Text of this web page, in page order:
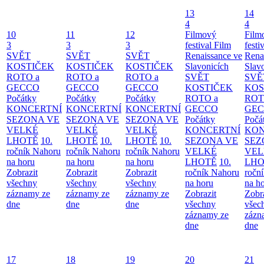
10
3
SVĚT
KOSTIČEK
ROTO a
GECCO
Počátky
KONCERTNÍ
SEZONA VE
VELKÉ
LHOTĚ 10.
ročník Nahoru
na horu
Zobrazit
všechny
záznamy ze
dne
11
3
SVĚT
KOSTIČEK
ROTO a
GECCO
Počátky
KONCERTNÍ
SEZONA VE
VELKÉ
LHOTĚ 10.
ročník Nahoru
na horu
Zobrazit
všechny
záznamy ze
dne
12
3
SVĚT
KOSTIČEK
ROTO a
GECCO
Počátky
KONCERTNÍ
SEZONA VE
VELKÉ
LHOTĚ 10.
ročník Nahoru
na horu
Zobrazit
všechny
záznamy ze
dne
13
4
Filmový
festival Film
Renaissance ve
Slavonicích
SVĚT
KOSTIČEK
ROTO a
GECCO
Počátky
KONCERTNÍ
SEZONA VE
VELKÉ
LHOTĚ 10.
ročník Nahoru
na horu
Zobrazit
všechny
záznamy ze
dne
14
4
na
dne
17
18
19
20
21